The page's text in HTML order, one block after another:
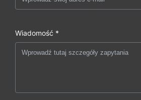
Wiadomość *